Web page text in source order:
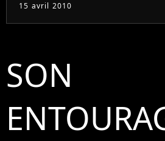
15 avril 2010
SON